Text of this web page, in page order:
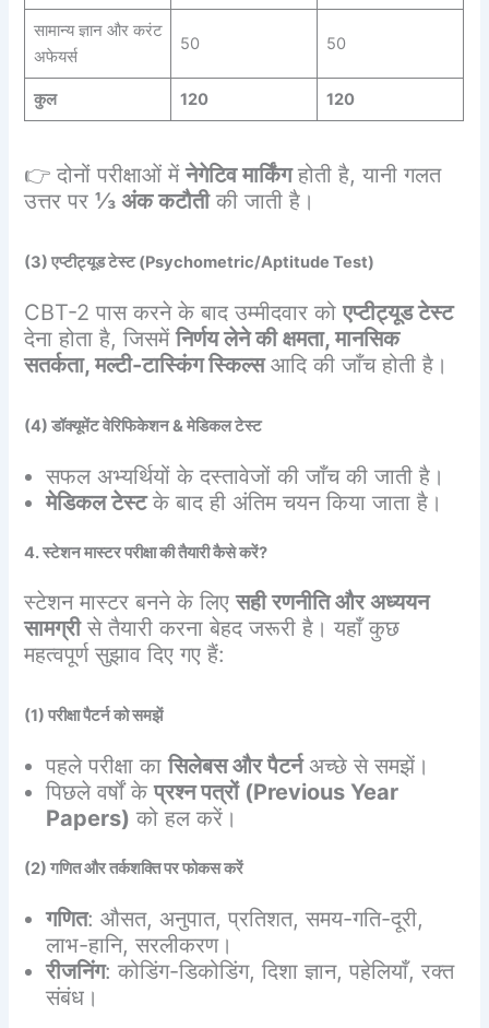
सामान्य ज्ञान और करंट
अफेयर्स
50 50
कुल 120 120
👉 दोनों परीक्षाओं मेंनेगेटिव मार्किंगहोती है, यानी गलत
उत्तर पर⅓ अंक कटौतीकी जाती है।
(3) एप्टीट्यूड टेस्ट (Psychometric/Aptitude Test)
CBT-2 पास करने के बाद उम्मीदवार कोएप्टीट्यूड टेस्ट
देना होता है, जिसमेंनिर्णय लेने की क्षमता, मानसिक
सतर्कता, मल्टी-टास्किंग स्किल्सआदि की जाँच होती है।
(4) डॉक्यूमेंट वेरिफिकेशन & मेडिकल टेस्ट
सफल अभ्यर्थियों के दस्तावेजों की जाँच की जाती है।
मेडिकल टेस्टके बाद ही अंतिम चयन किया जाता है।
4. स्टेशन मास्टर परीक्षा की तैयारी कैसे करें?
स्टेशन मास्टर बनने के लिएसही रणनीति और अध्ययन
सामग्रीसे तैयारी करना बेहद जरूरी है। यहाँ कुछ
महत्वपूर्ण सुझाव दिए गए हैं:
(1) परीक्षा पैटर्न को समझें
पहले परीक्षा कासिलेबस और पैटर्नअच्छे से समझें।
पिछले वर्षों केप्रश्न पत्रों (Previous Year
Papers) को हल करें।
(2) गणित और तर्कशक्ति पर फोकस करें
गणित: औसत, अनुपात, प्रतिशत, समय-गति-दूरी,
लाभ-हानि, सरलीकरण।
रीजनिंग: कोडिंग-डिकोडिंग, दिशा ज्ञान, पहेलियाँ, रक्त
संबंध।